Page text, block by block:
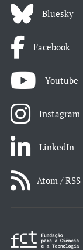
Bluesky
Facebook
Youtube
Instagram
LinkedIn
Atom / RSS